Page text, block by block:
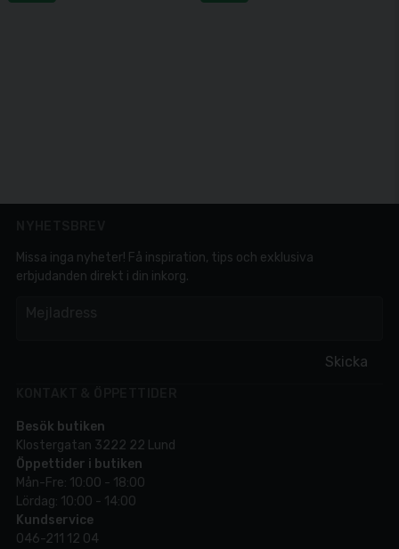
Skicka
Missa inga nyheter! Få inspiration, tips och exklusiva
erbjudanden direkt i din inkorg.
Besök butiken
Klostergatan 3222 22 Lund
Öppettider i butiken
Mån-Fre: 10:00 - 18:00
Lördag: 10:00 - 14:00
Kundservice
046-211 12 04